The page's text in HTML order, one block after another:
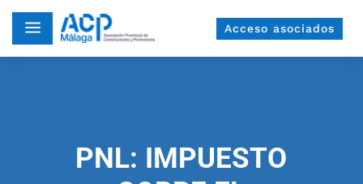
a Acceso asociados
PNL: IMPUESTO